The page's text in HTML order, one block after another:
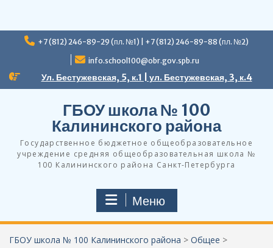
Перейти
+7 (812) 246-89-29 (пл. №1) | +7 (812) 246-89-88 (пл. №2)
info.school100@obr.gov.spb.ru
Ул. Бестужевская, 5, к.1 | ул. Бестужевская, 3, к.4
ГБОУ школа № 100
Калининского района
Государственное бюджетное общеобразовательное
учреждение средняя общеобразовательная школа №
100 Калининского района Санкт-Петербурга
Меню
ГБОУ школа № 100 Калининского района > Общее >